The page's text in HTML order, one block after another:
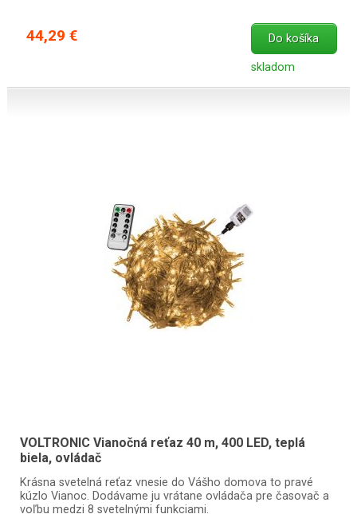
44,29 € Do košíka
skladom
VOLTRONIC Vianočná reťaz 40 m, 400 LED, teplá
biela, ovládač
Krásna svetelná reťaz vnesie do Vášho domova to pravé
kúzlo Vianoc. Dodávame ju vrátane ovládača pre časovač a
voľbu medzi 8 svetelnými funkciami.